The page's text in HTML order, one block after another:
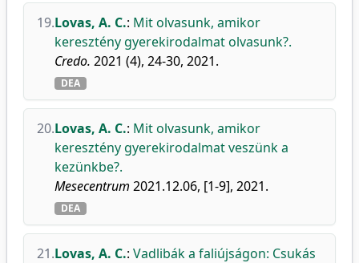
19.Lovas, A. C.: Mit olvasunk, amikor
keresztény gyerekirodalmat olvasunk?.
Credo. 2021 (4), 24-30, 2021.
DEA
20.Lovas, A. C.: Mit olvasunk, amikor
keresztény gyerekirodalmat veszünk a
kezünkbe?.
Mesecentrum 2021.12.06, [1-9], 2021.
DEA
21.Lovas, A. C.: Vadlibák a faliújságon: Csukás